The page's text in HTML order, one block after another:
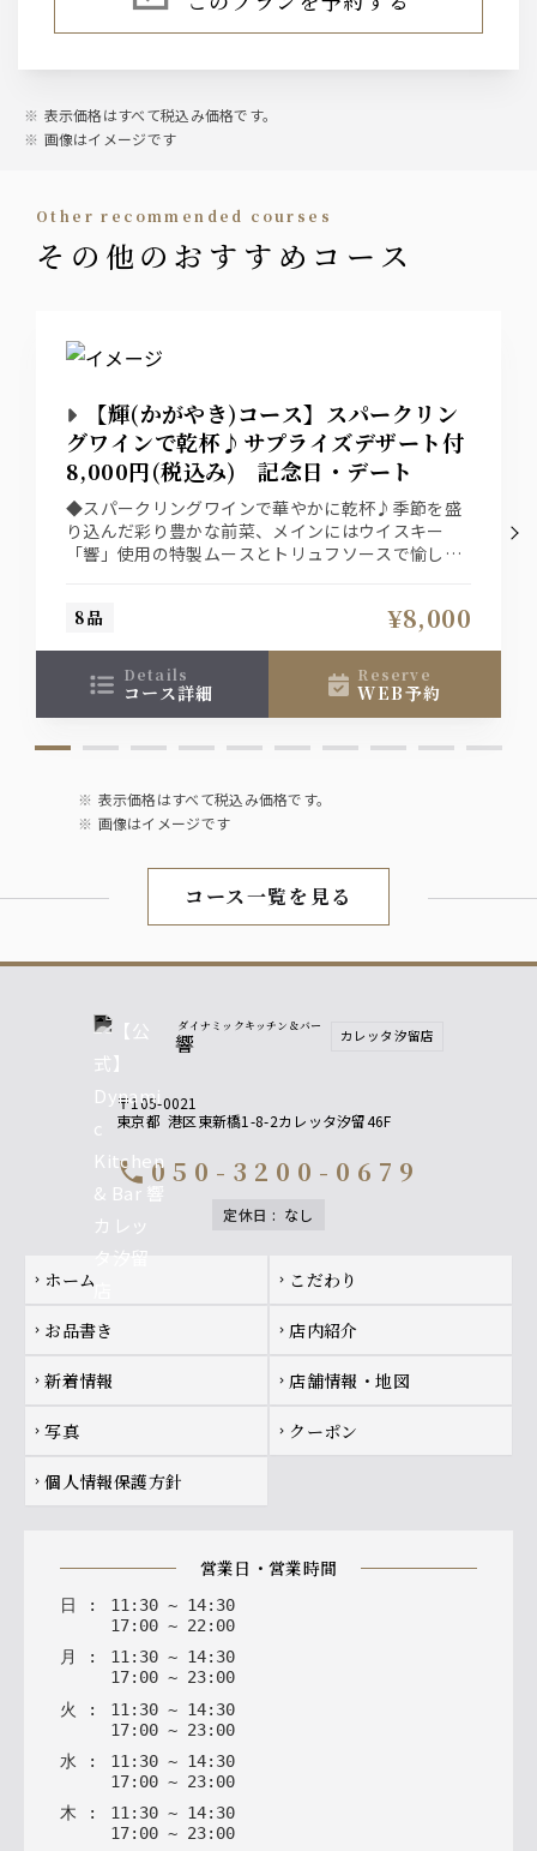
・トマトサワー
・梅干しサワー
・緑茶ハイ
ワイン
日本酒
聖泉からくち
（冷 又は 燗）
焼酎
・黒丸 黒（芋）
・山紫水明（麦）
（水割、ソーダ割、ロック、お湯割）
ソフトドリンク
・グレープフルーツ
・オレンジ
ノンアルコールビール
表示価格はすべて税込み価格です。
画像はイメージです
other recommended courses
その他のおすすめコース
【輝(かがやき)コース】スパークリン
グワインで乾杯♪サプライズデザート付
8,000円(税込み) 記念日・デート
◆スパークリングワインで華やかに乾杯♪季節を盛
り込んだ彩り豊かな前菜、メインにはウイスキー
「響」使用の特製ムースとトリュフソースで愉しむ
※デザートのメッセージを御希望の方は、御電話で
承っております。
8品 ¥8,000
details
コース詳細
reserve
WEB予約
表示価格はすべて税込み価格です。
画像はイメージです
コース一覧を見る
ダイナミックキッチン＆バー
響 カレッタ汐留店
〒105-0021
東京都 港区東新橋1-8-2カレッタ汐留46F
call 050-3200-0679
定休日 : なし
Footer navigation
chevron_right ホーム chevron_right こだわり
chevron_right お品書き chevron_right 店内紹介
chevron_right 新着情報 chevron_right 店舗情報・地図
chevron_right 写真 chevron_right クーポン
chevron_right 個人情報保護方針
営業日・営業時間
日 : 11: 30 ~ 14: 30
17: 00 ~ 22: 00
月
: 11: 30 ~ 14: 30
17: 00 ~ 23: 00
火
: 11 : 30 ~ 14: 30
17: 00 ~ 23: 00
水 : 11 : 30 ~ 14: 30
17: 00 ~ 23: 00
木 : 11 : 30 ~ 14: 30
17: 00 ~ 23: 00